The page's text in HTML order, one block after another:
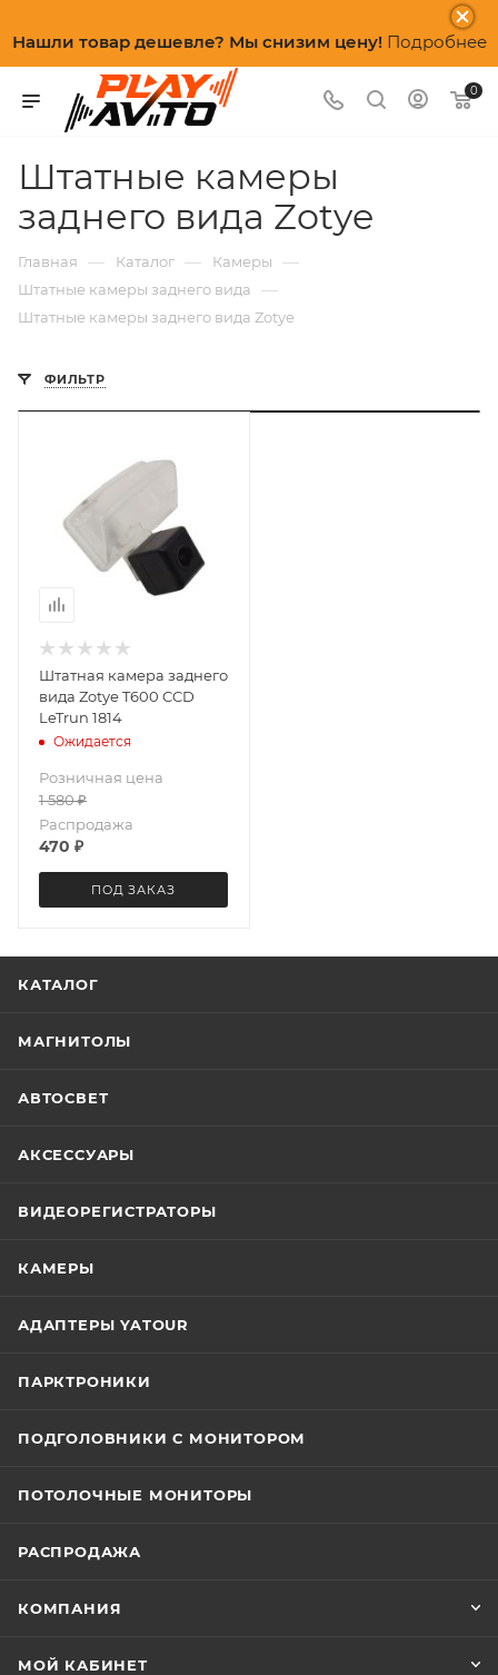
Нашли товар дешевле? Мы снизим цену! Подробнее
0
Штатные камеры
заднего вида Zotye
Главная — Каталог — Камеры —
Штатные камеры заднего вида —
Штатные камеры заднего вида Zotye
ФИЛЬТР
Штатная камера заднего
вида Zotye T600 CCD
LeTrun 1814
Ожидается
Розничная цена
1 580₽
Распродажа
470 ₽
ПОД ЗАКАЗ
КАТАЛОГ
МАГНИТОЛЫ
АВТОСВЕТ
АКСЕССУАРЫ
ВИДЕОРЕГИСТРАТОРЫ
КАМЕРЫ
АДАПТЕРЫ YATOUR
ПАРКТРОНИКИ
ПОДГОЛОВНИКИ С МОНИТОРОМ
ПОТОЛОЧНЫЕ МОНИТОРЫ
РАСПРОДАЖА
КОМПАНИЯ
МОЙ КАБИНЕТ